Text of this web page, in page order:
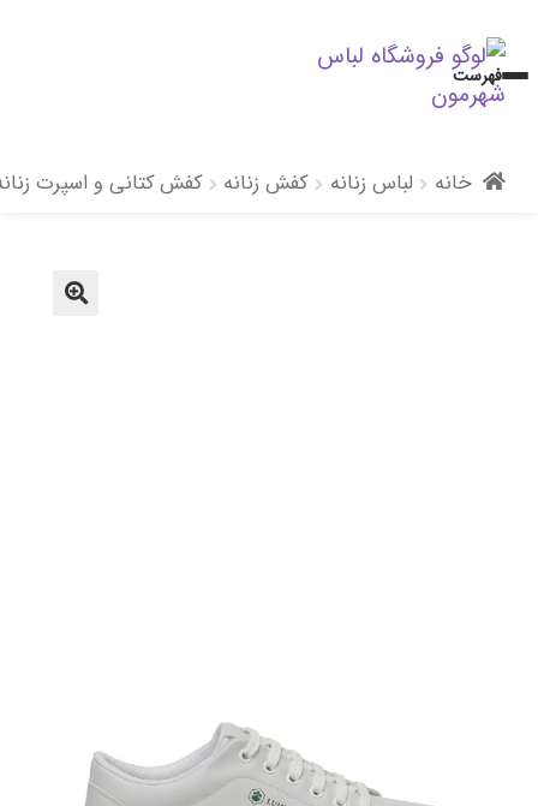
پرش
به
پرش
به
فهرست
خانه لباس زنانه کفش زنانه کفش کتانی و اسپرت